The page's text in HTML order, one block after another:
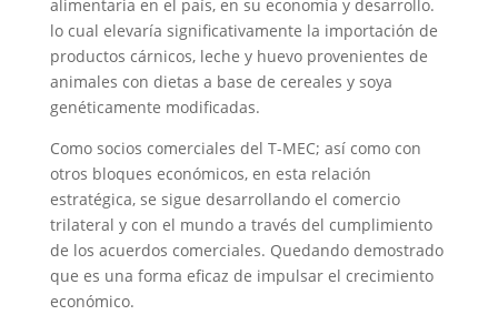
alimentaria en el país, en su economía y desarrollo.
lo cual elevaría significativamente la importación de
productos cárnicos, leche y huevo provenientes de
animales con dietas a base de cereales y soya
genéticamente modificadas.
Como socios comerciales del T-MEC; así como con
otros bloques económicos, en esta relación
estratégica, se sigue desarrollando el comercio
trilateral y con el mundo a través del cumplimiento
de los acuerdos comerciales. Quedando demostrado
que es una forma eficaz de impulsar el crecimiento
económico.